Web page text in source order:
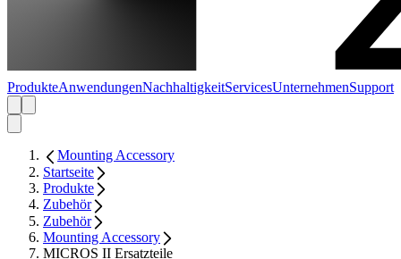
ProdukteAnwendungenNachhaltigkeitServicesUnternehmenSupport
Mounting Accessory
Startseite
Produkte
Zubehör
Zubehör
Mounting Accessory
MICROS II Ersatzteile